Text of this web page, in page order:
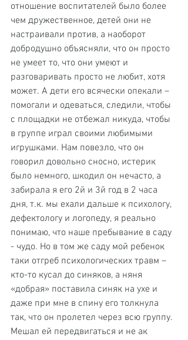
отношение воспитателей было более
чем дружественное, детей они не
настраивали против, а наоборот
добродушно объясняли, что он просто
не умеет то, что они умеют и
разговаривать просто не любит, хотя
может. А дети его всячески опекали –
помогали и одеваться, следили, чтобы
с площадки не отбежал никуда, чтобы
в группе играл своими любимыми
игрушками. Нам повезло, что он
говорил довольно сносно, истерик
было немного, шкодил он нечасто, а
забирала я его 2й и 3й год в 2 часа
дня, т.к. мы ехали дальше к психологу,
дефектологу и логопеду, я реально
понимаю, что наше пребывание в саду
- чудо. Но в том же саду мой ребенок
таки отгреб психологических травм –
кто-то кусал до синяков, а няня
«добрая» поставила синяк на ухе и
даже при мне в спину его толкнула
так, что он пролетел через всю группу.
Мешал ей передвигаться и не ак